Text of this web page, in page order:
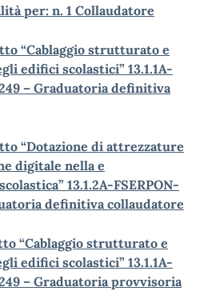
per: n. 1 Collaudatore
“Cablaggio strutturato e
edifici scolastici” 13.1.1A-
– Graduatoria definitiva
“Dotazione di attrezzature
digitale nella e
13.1.2A-FSERPON-
definitiva collaudatore
“Cablaggio strutturato e
edifici scolastici” 13.1.1A-
– Graduatoria provvisoria